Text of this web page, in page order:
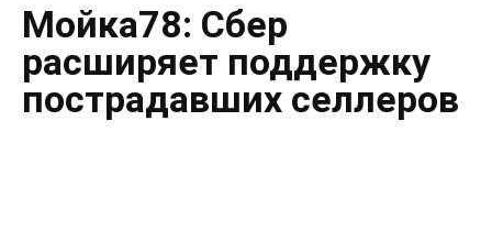
Мойка78: Сбер
расширяет поддержку
пострадавших селлеров